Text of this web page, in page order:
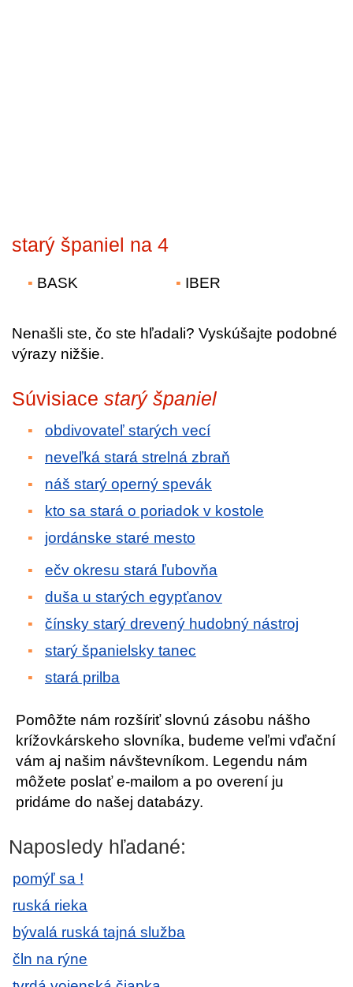
starý španiel na 4
BASK IBER
Nenašli ste, čo ste hľadali? Vyskúšajte podobné
výrazy nižšie.
Súvisiace starý španiel
obdivovateľ starých vecí
neveľká stará strelná zbraň
náš starý operný spevák
kto sa stará o poriadok v kostole
jordánske staré mesto
ečv okresu stará ľubovňa
duša u starých egypťanov
čínsky starý drevený hudobný nástroj
starý španielsky tanec
stará prilba
Pomôžte nám rozšíriť slovnú zásobu nášho
krížovkárskeho slovníka, budeme veľmi vďační
vám aj našim návštevníkom. Legendu nám
môžete poslať e-mailom a po overení ju
pridáme do našej databázy.
Naposledy hľadané:
pomýľ sa !
ruská rieka
bývalá ruská tajná služba
čln na rýne